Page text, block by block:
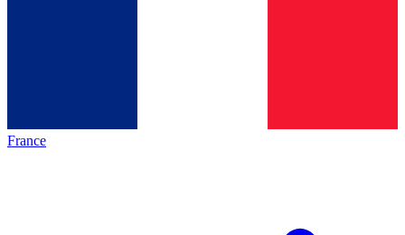
France